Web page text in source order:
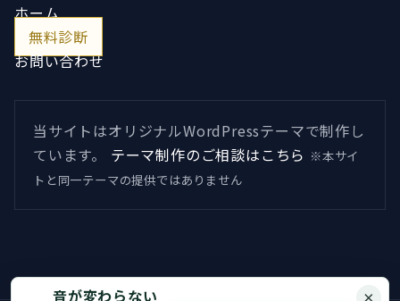
ホーム
無料診断
お問い合わせ
当サイトはオリジナルWordPressテーマで制作し
ています。
テーマ制作のご相談はこちら ※本サイ
トと同一テーマの提供ではありません
音が変わらない